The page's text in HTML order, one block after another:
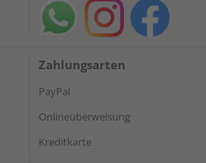
Zahlungsarten
PayPal
Onlineüberweisung
Kreditkarte